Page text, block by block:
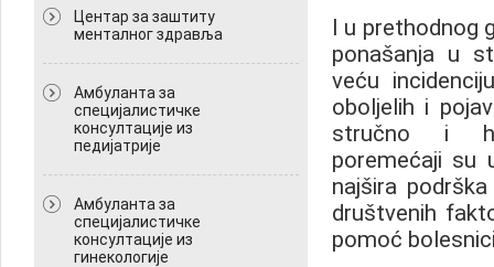
Центар за заштиту
менталног здравља
Амбуланта за
специјалистичке
консултације из
педијатрије
Амбуланта за
специјалистичке
консултације из
гинекологије
I u prethodnog
ponašanja u
veću
oboljelih i
stručno i
poremećaji su
najšira
društvenih
pomoć